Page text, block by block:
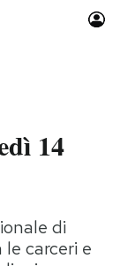
14
di
carceri e